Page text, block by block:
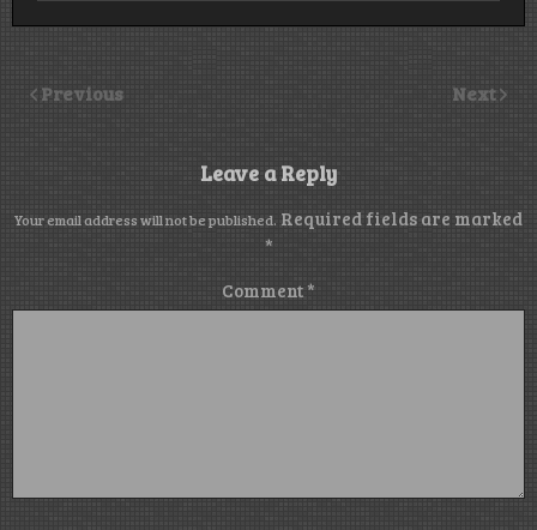
Previous Next
Leave a Reply
Your email address will not be published. Required fields are marked
*
Comment*